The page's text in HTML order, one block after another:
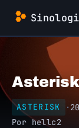
Saltar
contenido
ASTERISK ·
Porhellc2